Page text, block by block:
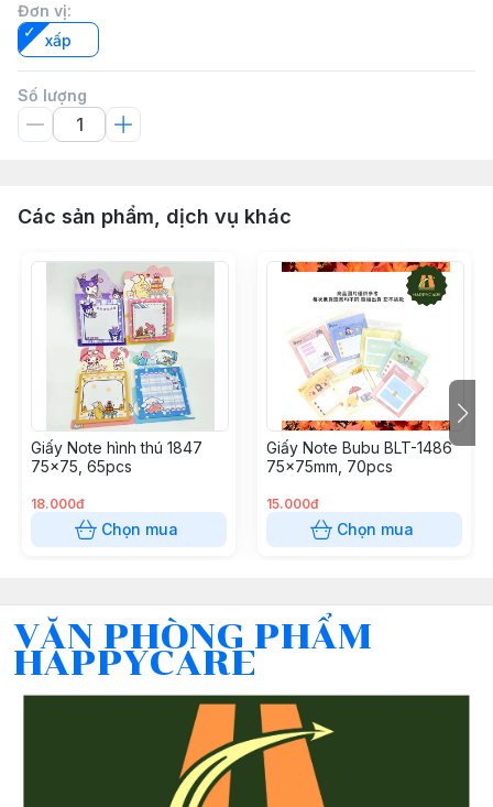
Đơn vị:
xấp
Số lượng
Các sản phẩm, dịch vụ khác
Giấy Note hình thú 1847
75x75, 65pcs
18.000đ
Chọn mua
Giấy Note Bubu BLT-1486
75x75mm, 70pcs
15.000đ
Chọn mua
VĂN PHÒNG PHẨM
HAPPYCARE